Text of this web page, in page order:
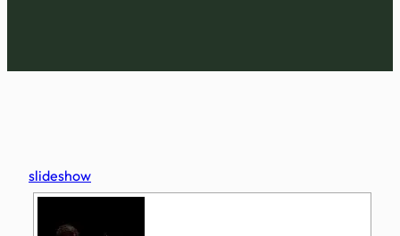
slideshow